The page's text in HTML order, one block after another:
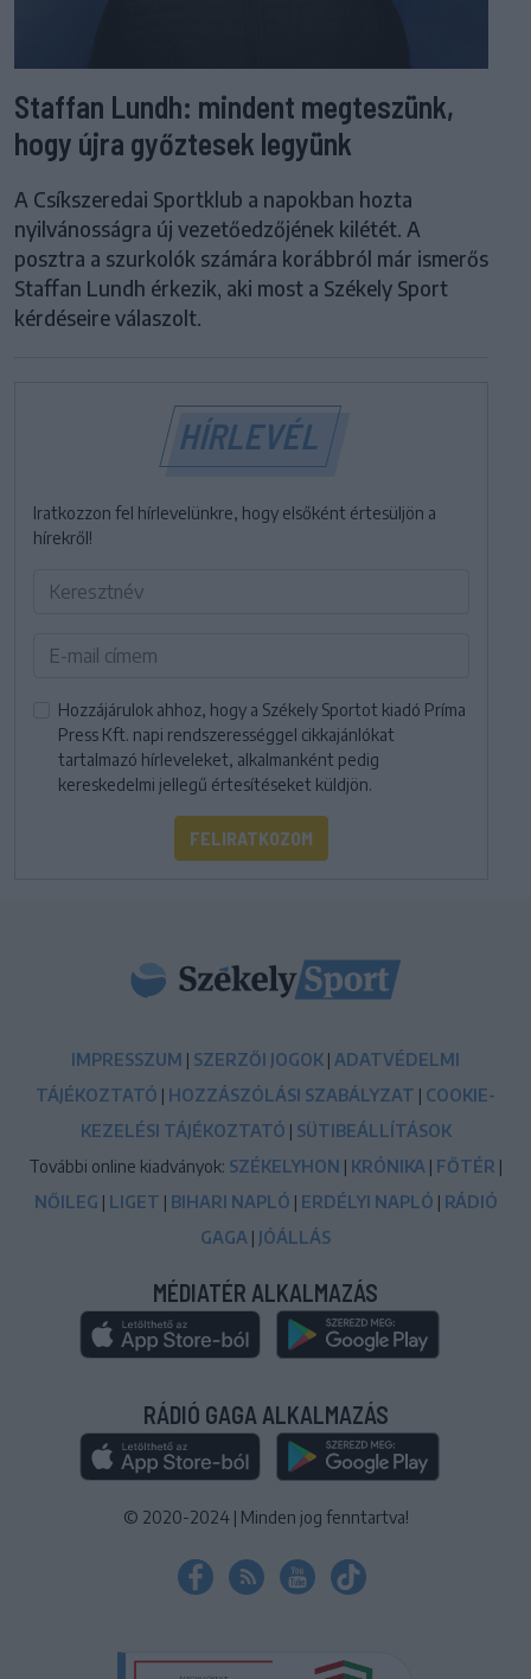
Staffan Lundh: mindent megteszünk,
hogy újra győztesek legyünk
A Csíkszeredai Sportklub a napokban hozta
nyilvánosságra új vezetőedzőjének kilétét. A
posztra a szurkolók számára korábbról már ismerős
Staffan Lundh érkezik, aki most a Székely Sport
kérdéseire válaszolt.
HÍRLEVÉL
Iratkozzon fel hírlevelünkre, hogy elsőként értesüljön a
hírekről!
Hozzájárulok ahhoz, hogy a Székely Sportot kiadó Príma
Press Kft. napi rendszerességgel cikkajánlókat
tartalmazó hírleveleket, alkalmanként pedig
kereskedelmi jellegű értesítéseket küldjön.
FELIRATKOZOM
IMPRESSZUM | SZERZŐI JOGOK | ADATVÉDELMI
TÁJÉKOZTATÓ | HOZZÁSZÓLÁSI SZABÁLYZAT | COOKIE-
KEZELÉSI TÁJÉKOZTATÓ | SÜTIBEÁLLÍTÁSOK
További online kiadványok: SZÉKELYHON | KRÓNIKA | FŐTÉR |
NŐILEG | LIGET | BIHARI NAPLÓ | ERDÉLYI NAPLÓ | RÁDIÓ
GAGA | JÓÁLLÁS
MÉDIATÉR ALKALMAZÁS
RÁDIÓ GAGA ALKALMAZÁS
© 2020-2024 | Minden jog fenntartva!